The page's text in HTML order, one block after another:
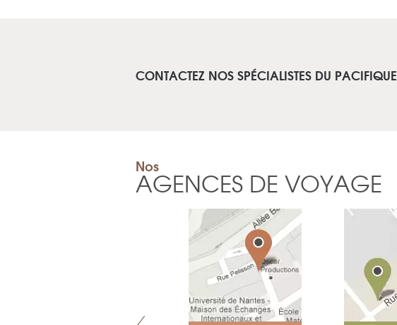
CONTACTEZ NOS SPÉCIALISTES DU PACIFIQUE
Nos
AGENCES DE VOYAGE